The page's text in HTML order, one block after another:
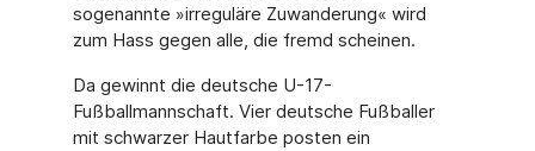
sogenannte »irreguläre Zuwanderung« wird
zum Hass gegen alle, die fremd scheinen.
Da gewinnt die deutsche U-17-
Fußballmannschaft. Vier deutsche Fußballer
mit schwarzer Hautfarbe posten ein